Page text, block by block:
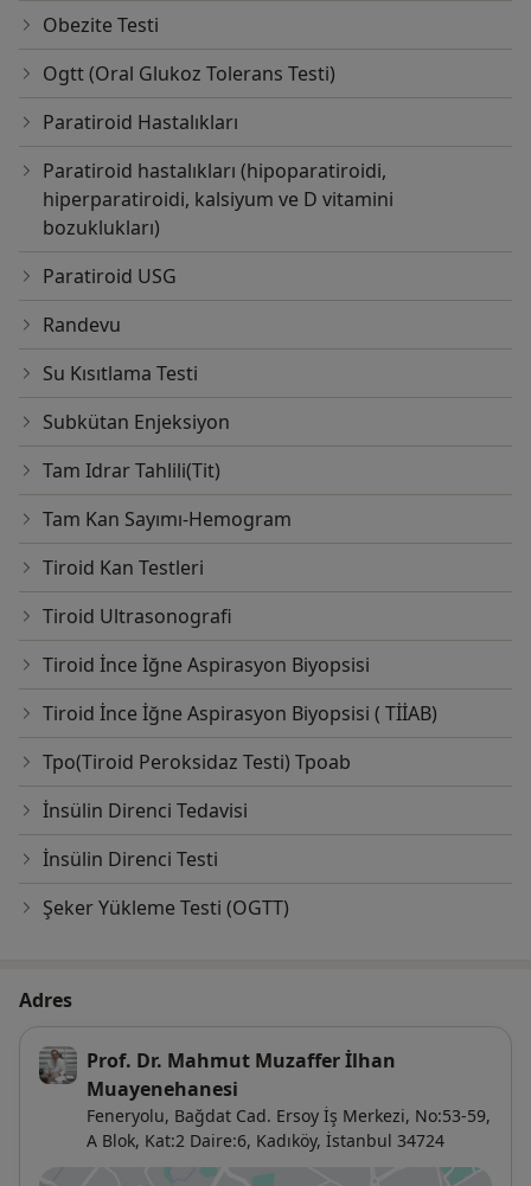
Obezite Testi
Ogtt (Oral Glukoz Tolerans Testi)
Paratiroid Hastalıkları
Paratiroid hastalıkları (hipoparatiroidi,
hiperparatiroidi, kalsiyum ve D vitamini
bozuklukları)
Paratiroid USG
Randevu
Su Kısıtlama Testi
Subkütan Enjeksiyon
Tam Idrar Tahlili(Tit)
Tam Kan Sayımı-Hemogram
Tiroid Kan Testleri
Tiroid Ultrasonografi
Tiroid İnce İğne Aspirasyon Biyopsisi
Tiroid İnce İğne Aspirasyon Biyopsisi ( TİİAB)
Tpo(Tiroid Peroksidaz Testi) Tpoab
İnsülin Direnci Tedavisi
İnsülin Direnci Testi
Şeker Yükleme Testi (OGTT)
Adres
Prof. Dr. Mahmut Muzaffer İlhan
Muayenehanesi
Feneryolu, Bağdat Cad. Ersoy İş Merkezi, No:53-59,
A Blok, Kat:2 Daire:6, Kadıköy, İstanbul 34724